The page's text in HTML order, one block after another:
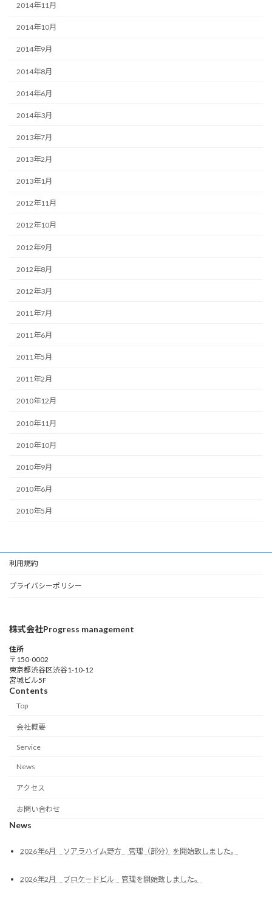
2014年11月
2014年10月
2014年9月
2014年8月
2014年6月
2014年3月
2013年7月
2013年2月
2013年1月
2012年11月
2012年10月
2012年9月
2012年8月
2012年3月
2011年7月
2011年6月
2011年5月
2011年2月
2010年12月
2010年11月
2010年10月
2010年9月
2010年6月
2010年5月
利用規約
プライバシーポリシー
株式会社Progress management
住所
〒150-0002
東京都渋谷区渋谷1-10-12
宮城ビル5F
Contents
Top
会社概要
Service
News
アクセス
お問い合わせ
News
2026年6月 ソアラハイム野方 管理（部分）を開始致しました。
2026年2月 ブロケードビル 管理を開始致しました。